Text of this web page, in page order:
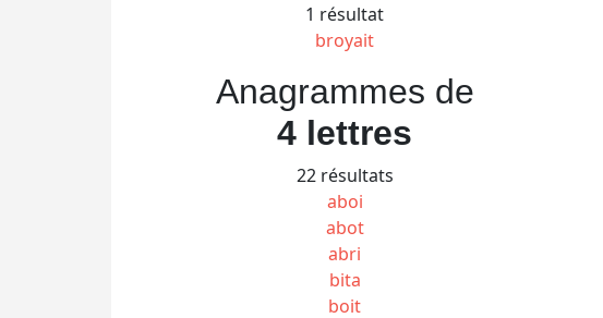
1 résultat
broyait
Anagrammes de
4 lettres
22 résultats
aboi
abot
abri
bita
boit